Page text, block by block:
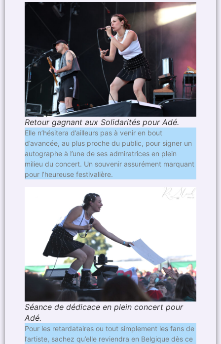
Retour gagnant aux Solidarités pour Adé.
Elle n’hésitera d’ailleurs pas à venir en bout
d’avancée, au plus proche du public, pour signer un
autographe à l’une de ses admiratrices en plein
milieu du concert. Un souvenir assurément marquant
pour l’heureuse festivalière.
Séance de dédicace en plein concert pour
Adé.
Pour les retardataires ou tout simplement les fans de
l’artiste, sachez qu’elle reviendra en Belgique dès ce